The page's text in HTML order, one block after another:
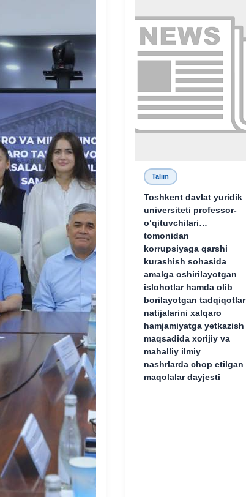
Talim
Toshkent davlat yuridik
universiteti professor-
o‘qituvchilari
tomonidan
korrupsiyaga qarshi
kurashish sohasida
amalga oshirilayotgan
islohotlar hamda olib
borilayotgan tadqiqotlar
natijalarini xalqaro
hamjamiyatga yetkazish
maqsadida xorijiy va
mahalliy ilmiy
nashrlarda chop etilgan
maqolalar dayjesti